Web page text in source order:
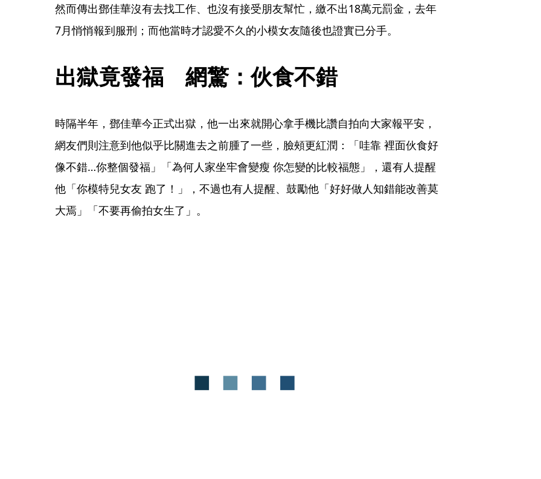
然而傳出鄧佳華沒有去找工作、也沒有接受朋友幫忙，繳不出18萬元罰金，去年
7月悄悄報到服刑；而他當時才認愛不久的小模女友隨後也證實已分手。
出獄竟發福　網驚：伙食不錯
時隔半年，鄧佳華今正式出獄，他一出來就開心拿手機比讚自拍向大家報平安，
網友們則注意到他似乎比關進去之前腫了一些，臉頰更紅潤：「哇靠 裡面伙食好
像不錯…你整個發福」「為何人家坐牢會變瘦 你怎變的比較福態」，還有人提醒
他「你模特兒女友 跑了！」，不過也有人提醒、鼓勵他「好好做人知錯能改善莫
大焉」「不要再偷拍女生了」。